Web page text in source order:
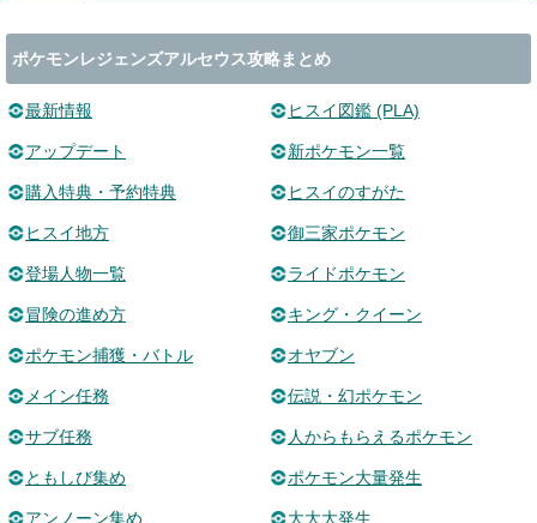
ポケモンレジェンズアルセウス攻略まとめ
最新情報
アップデート
購入特典・予約特典
ヒスイ地方
登場人物一覧
冒険の進め方
ポケモン捕獲・バトル
メイン任務
サブ任務
ともしび集め
アンノーン集め
ヒスイ図鑑 (PLA)
新ポケモン一覧
ヒスイのすがた
御三家ポケモン
ライドポケモン
キング・クイーン
オヤブン
伝説・幻ポケモン
人からもらえるポケモン
ポケモン大量発生
大大大発生